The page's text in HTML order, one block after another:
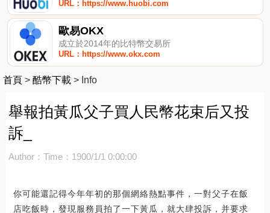
URL：https://www.huobi.com
歐易OKX
成立於2014年的比特幣交易所
URL：https://www.okx.com
首頁 > 酷幣下載 > Info
舉報拍黃瓜父子買人民幣花束后又投
訴_
Author： Time：1900/1/1 0:00:00
你可能還記得今年年初的那個網絡熱點事件，一對父子在飯
店吃飯時，發現服務員拍了一下黃瓜，就大肆投訴，并要求